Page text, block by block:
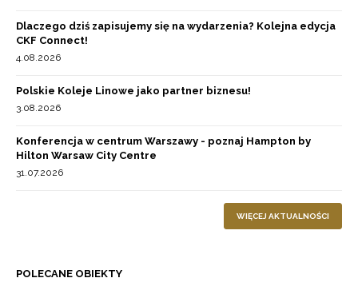
Dlaczego dziś zapisujemy się na wydarzenia? Kolejna edycja
CKF Connect!
4.08.2026
Polskie Koleje Linowe jako partner biznesu!
3.08.2026
Konferencja w centrum Warszawy - poznaj Hampton by
Hilton Warsaw City Centre
31.07.2026
WIĘCEJ AKTUALNOŚCI
POLECANE OBIEKTY